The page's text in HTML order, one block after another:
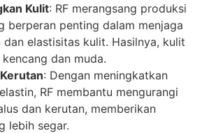
Kulit: RF merangsang produksi
berperan penting dalam menjaga
dan elastisitas kulit. Hasilnya, kulit
dan muda.
: Dengan meningkatkan
RF membantu mengurangi
dan kerutan, memberikan
lebih segar.